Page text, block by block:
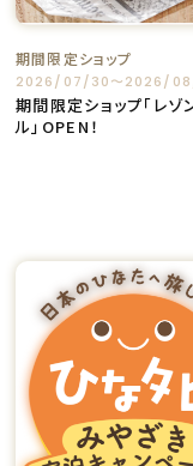
期間限定ショップ
2026/07/30〜2026/
期間限定ショップ「レゾ
ル」OPEN！